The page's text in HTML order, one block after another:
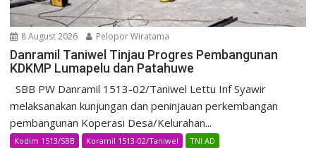
8 August 2026 Pelopor Wiratama
Danramil Taniwel Tinjau Progres Pembangunan
KDKMP Lumapelu dan Patahuwe
SBB PW Danramil 1513-02/Taniwel Lettu Inf Syawir
melaksanakan kunjungan dan peninjauan perkembangan
pembangunan Koperasi Desa/Kelurahan...
Kodim 1513/SBB Koramil 1513-02/Taniwel TNI AD